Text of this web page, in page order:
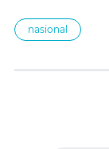
nasional